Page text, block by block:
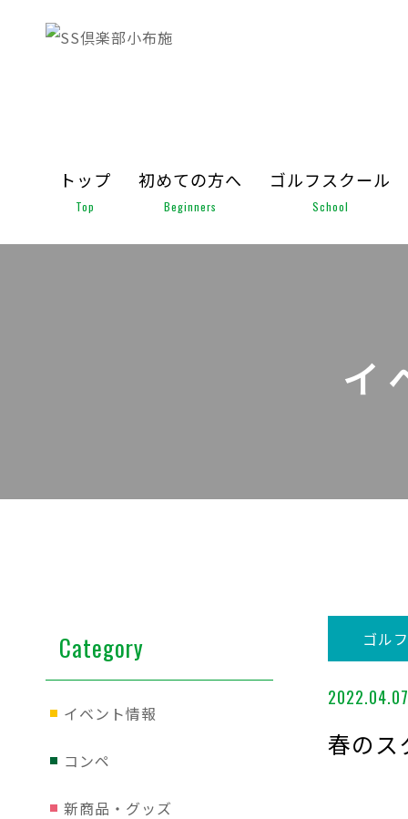
トップ
Top
初めての方へ
Beginners
ゴルフスクール
School
イ
ゴル
2022.04.07
春の
Category
イベント情報
コンペ
新商品・グッズ